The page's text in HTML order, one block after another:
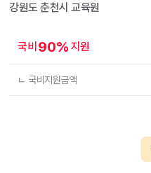
강원도 춘천시 교육원
국비 90% 지원
ㄴ 국비지원금액